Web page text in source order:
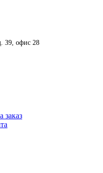
39, офис 28
заказ